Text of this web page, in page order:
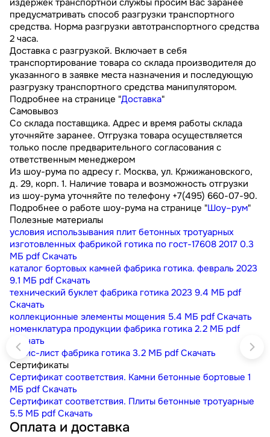
издержек транспортной службы просим Вас заранее
предусматривать способ разгрузки транспортного
средства. Норма разгрузки автотранспортного средства
2 часа.
Доставка с разгрузкой. Включает в себя
транспортирование товара со склада производителя до
указанного в заявке места назначения и последующую
разгрузку транспортного средства манипулятором.
Подробнее на странице "Доставка"
Самовывоз
Со склада поставщика. Адрес и время работы склада
уточняйте заранее. Отгрузка товара осуществляется
только после предварительного согласования с
ответственным менеджером
Из шоу-рума по адресу г. Москва, ул. Кржижановского,
д. 29, корп. 1. Наличие товара и возможность отгрузки
из шоу-рума уточняйте по телефону +7(495) 660-07-90.
Подробнее о работе шоу-рума на странице "Шоу–рум"
Полезные материалы
условия использывания плит бетонных тротуарных
изготовленных фабрикой готика по гост-17608 2017 0.3
МБ pdf Скачать
каталог бортовых камней фабрика готика. февраль 2023
9.1 МБ pdf Скачать
технический буклет фабрика готика 2023 9.4 МБ pdf
Скачать
коллекционные элементы мощения 5.4 МБ pdf Скачать
номенклатура продукции фабрика готика 2.2 МБ pdf
Скачать
прайс-лист фабрика готика 3.2 МБ pdf Скачать
Сертификаты
Сертификат соответствия. Камни бетонные бортовые 1
МБ pdf Скачать
Сертификат соответствия. Плиты бетонные тротуарные
5.5 МБ pdf Скачать
Оплата и доставка